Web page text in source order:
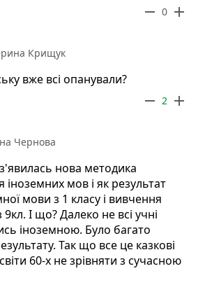
remove 0 add
Крищук
вже всі опанували?
remove 2 add
Чернова
нова методика
іноземних мов і як результат
мови з 1 класу і вивчення
І що? Далеко не всі учні
іноземною. Було багато
Так що все це казкові
60-х не зрівняти з сучасною